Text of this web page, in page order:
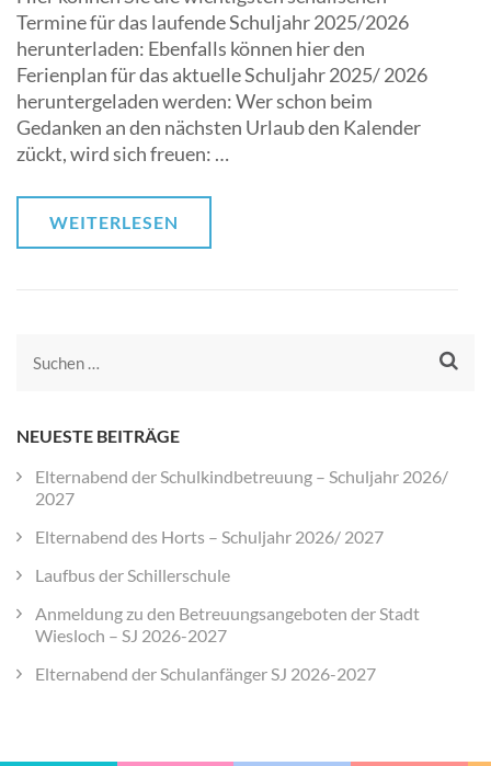
Termine für das laufende Schuljahr 2025/2026
herunterladen: Ebenfalls können hier den
Ferienplan für das aktuelle Schuljahr 2025/ 2026
heruntergeladen werden: Wer schon beim
Gedanken an den nächsten Urlaub den Kalender
zückt, wird sich freuen: …
WEITERLESEN
Suchen
NEUESTE BEITRÄGE
Elternabend der Schulkindbetreuung – Schuljahr 2026/
2027
Elternabend des Horts – Schuljahr 2026/ 2027
Laufbus der Schillerschule
Anmeldung zu den Betreuungsangeboten der Stadt
Wiesloch – SJ 2026-2027
Elternabend der Schulanfänger SJ 2026-2027